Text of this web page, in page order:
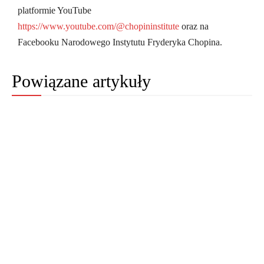
platformie YouTube
https://www.youtube.com/@chopininstitute oraz na
Facebooku Narodowego Instytutu Fryderyka Chopina.
Powiązane artykuły